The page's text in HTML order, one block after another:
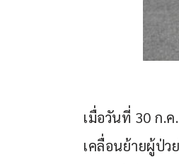
เมื่อวันที่ 30 ก.
เคลื่อนย้ายผู้ป่ว